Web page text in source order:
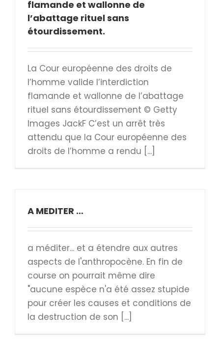
flamande et wallonne de
l’abattage rituel sans
étourdissement.
La Cour européenne des droits de
l’homme valide l’interdiction
flamande et wallonne de l’abattage
rituel sans étourdissement © Getty
Images JackF C’est un arrêt très
attendu que la Cour européenne des
droits de l’homme a rendu [...]
A MEDITER …
a méditer... et a étendre aux autres
aspects de l'anthropocène. En fin de
course on pourrait même dire
"aucune espèce n'a été assez stupide
pour créer les causes et conditions de
la destruction de son [...]